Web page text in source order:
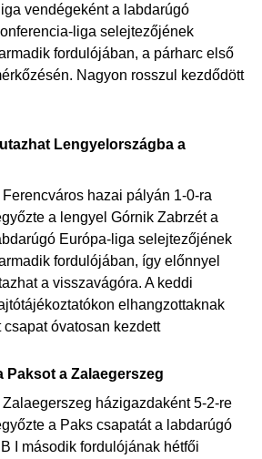
vendégeként a labdarúgó
liga selejtezőjének
fordulójában, a párharc első
Nagyon rosszul kezdődött
Lengyelországba a
Ferencváros hazai pályán 1-0-ra
a lengyel Górnik Zabrzét a
Európa-liga selejtezőjének
fordulójában, így előnnyel
a visszavágóra. A keddi
elhangzottaknak
óvatosan kezdett
Paksot a Zalaegerszeg
Zalaegerszeg házigazdaként 5-2-re
a Paks csapatát a labdarúgó
I második fordulójának hétfői